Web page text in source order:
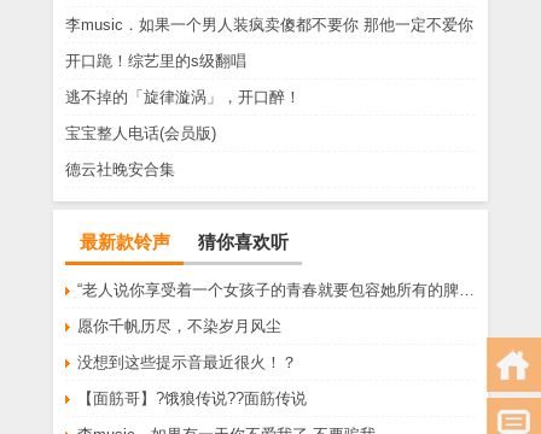
李music．如果一个男人装疯卖傻都不要你 那他一定不爱你
开口跪！综艺里的s级翻唱
逃不掉的「旋律漩涡」，开口醉！
宝宝整人电话(会员版)
德云社晚安合集
最新款铃声 猜你喜欢听
愿你千帆历尽，不染岁月风尘
没想到这些提示音最近很火！？
【面筋哥】?饿狼传说??面筋传说